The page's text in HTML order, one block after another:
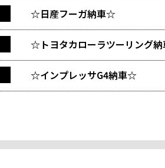
☆日産フーガ納車☆
☆トヨタカローラツーリング
☆インプレッサG4納車☆